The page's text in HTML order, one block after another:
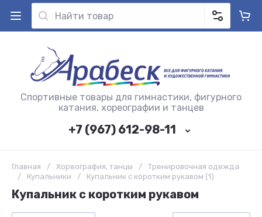
Спортивные товары для гимнастики, фигурного
катания, хореографии и танцев
+7 (967) 612-98-11
Главная / Хореография, танцы /
Тренировочная одежда
/
Купальники / Купальник с коротким рукавом (1)
Купальник с коротким рукавом